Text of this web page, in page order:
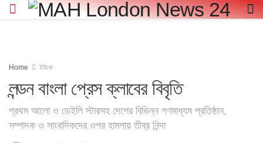
Home ইউকে
লন্ডন বাংলা প্রেস ক্লাবের বিবৃতি
প্রথম আলো ও ডেইলি স্টারসহ দেশের বিভিন্ন গণমাধ্যম প্রতিষ্ঠান,
সম্পাদক ও সাংবাদিকদের ওপর হামলায় তীব্র নিন্দা